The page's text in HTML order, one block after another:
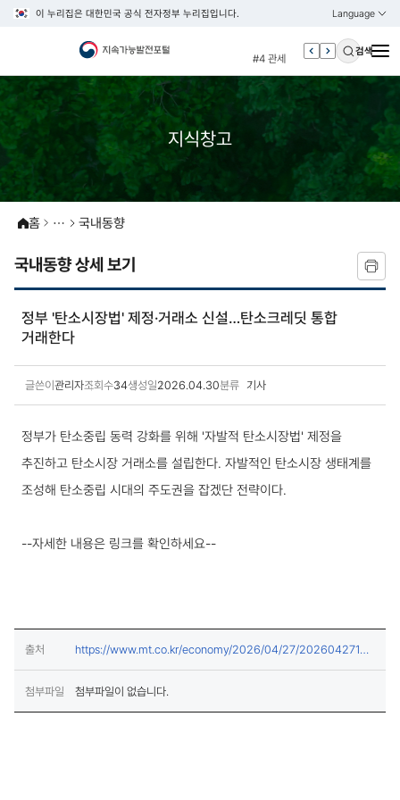
이 누리집은 대한민국 공식 전자정부 누리집입니다. Language
열기
KOREAN
ENGLISH
#4 관세
#5 esg
#6 빈곤
#7 un
#6 빈곤
#7 un
검색
지식창고
홈 국내동향
국내동향 상세 보기
정부 '탄소시장법' 제정·거래소 신설…탄소크레딧 통합
거래한다
글쓴이 관리자조회수34생성일2026.04.30분류 기사
정부가 탄소중립 동력 강화를 위해 '자발적 탄소시장법' 제정을
추진하고 탄소시장 거래소를 설립한다. 자발적인 탄소시장 생태계를
조성해 탄소중립 시대의 주도권을 잡겠단 전략이다.
--자세한 내용은 링크를 확인하세요--
출처
https://www.mt.co.kr/economy/2026/04/27/20260427132
33731930
첨부파일
첨부파일이 없습니다.